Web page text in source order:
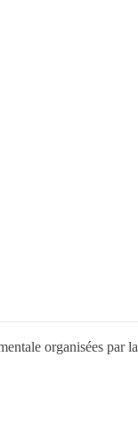
organisées par la